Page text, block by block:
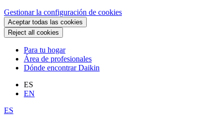
Gestionar la configuración de cookies
Aceptar todas las cookies
Reject all cookies
Para tu hogar
Área de profesionales
Dónde encontrar Daikin
ES
EN
ES